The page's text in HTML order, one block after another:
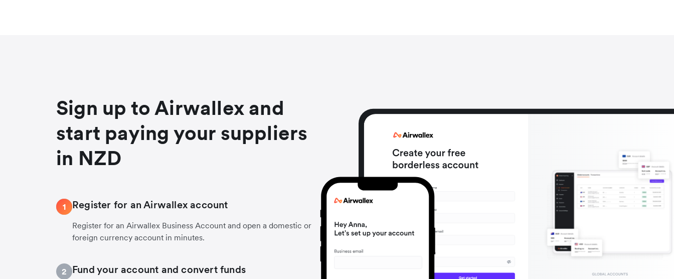
Sign up to Airwallex and
start paying your suppliers
in NZD
1 Register for an Airwallex account
Register for an Airwallex Business Account and open a domestic or
foreign currency account in minutes.
2 Fund your account and convert funds